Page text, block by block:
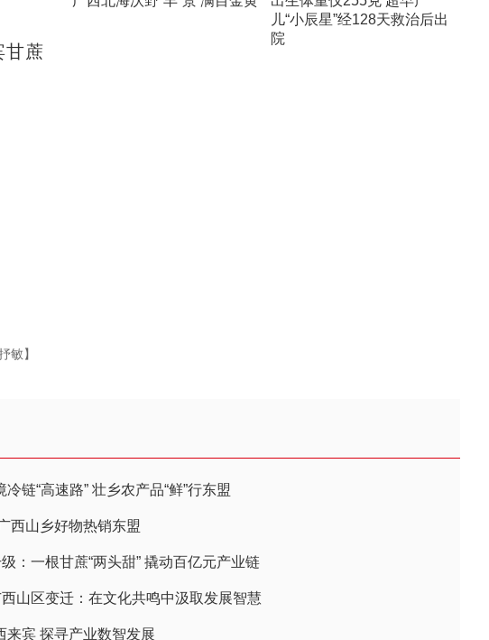
蔗
敏】
儿“小辰星”经128天救治后出
院
链“高速路” 壮乡农产品“鲜”行东盟
西山乡好物热销东盟
：一根甘蔗“两头甜” 撬动百亿元产业链
西山区变迁：在文化共鸣中汲取发展智慧
来宾 探寻产业数智发展